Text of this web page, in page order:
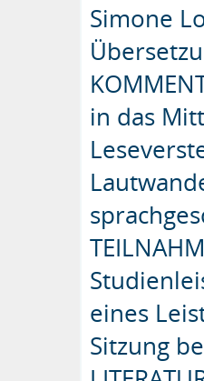
Simone
in das
eines
Sitzung